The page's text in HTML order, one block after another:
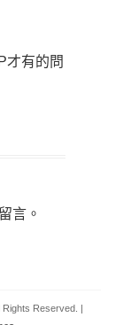
才有的問
言。
Rights Reserved. |